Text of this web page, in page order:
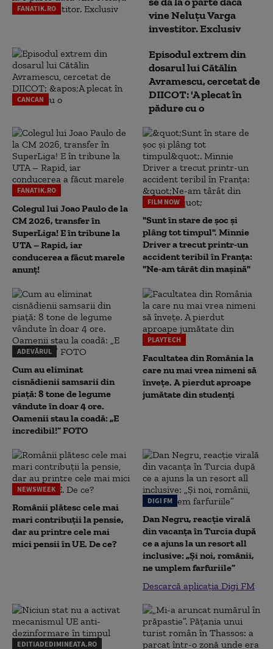
FANATIK.RO
vine Neluțu Varga
investitor. Exclusiv
CANCAN
Episodul extrem din
dosarul lui Cătălin
Avramescu, cercetat de
DIICOT: 'A plecat în
pădure cu o
FANATIK.RO
Colegul lui Joao Paulo de la
CM 2026, transfer în
SuperLiga! E în tribune la
UTA – Rapid, iar
conducerea a făcut marele
anunț!
FILM NOW
"Sunt în stare de șoc și
plâng tot timpul". Minnie
Driver a trecut printr-un
accident teribil în Franța:
"Ne-am târât din mașină"
ADEVĂRUL
Cum au eliminat
cisnădienii samsarii din
piață: 8 tone de legume
vândute în doar 4 ore.
Oamenii stau la coadă: „E
incredibil!” FOTO
PLAYTECH
Facultatea din România la
care nu mai vrea nimeni să
înveţe. A pierdut aproape
jumătate din studenţi
NEWSWEEK
Românii plătesc cele mai
mari contribuții la pensie,
dar au printre cele mai
mici pensii în UE. De ce?
DIGI FM
Dan Negru, reacție virală
din vacanța în Turcia după
ce a ajuns la un resort all
inclusive: „Și noi, românii,
ne umplem farfuriile”
Descarcă aplicația Digi FM
EDITIADEDIMINEATA.RO